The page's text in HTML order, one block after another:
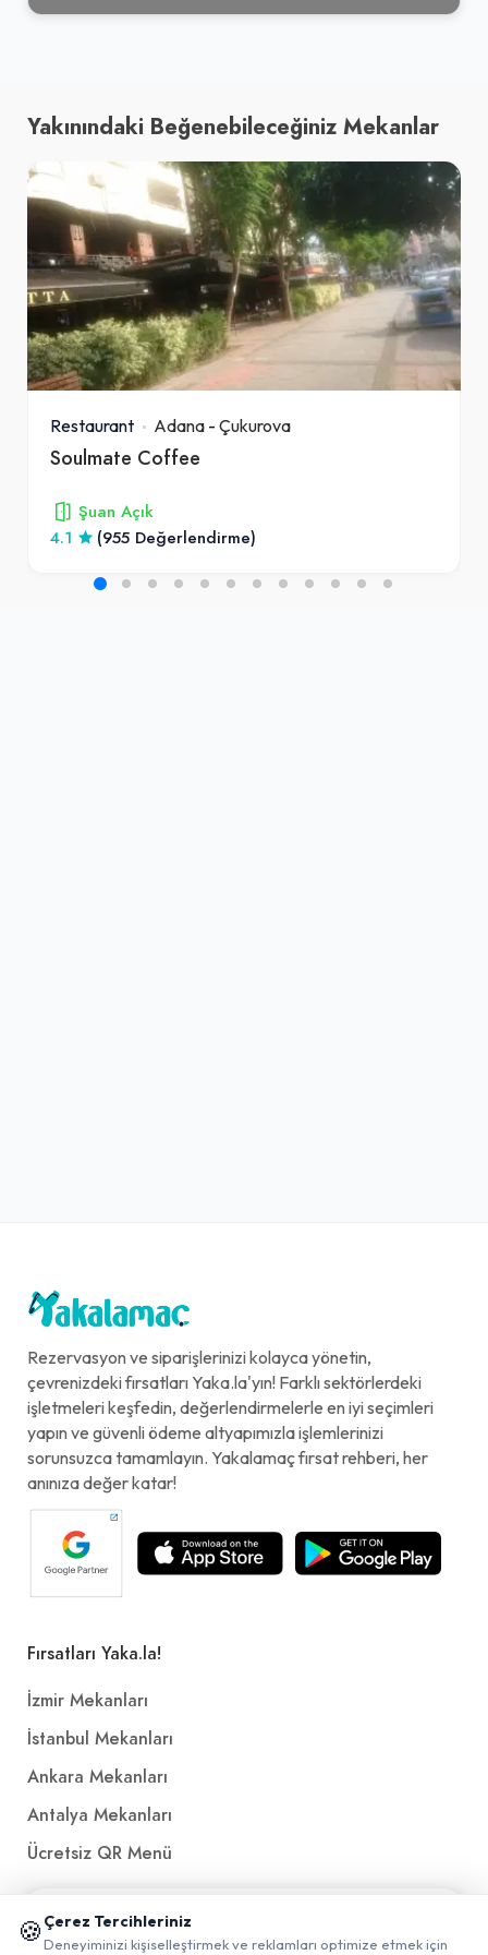
Yakınındaki Beğenebileceğiniz Mekanlar
Restaurant Adana - Çukurova
Soulmate Coffee
Şuan Açık
4.1
(955 Değerlendirme)
Rezervasyon ve siparişlerinizi kolayca yönetin,
çevrenizdeki fırsatları Yaka.la'yın! Farklı sektörlerdeki
işletmeleri keşfedin, değerlendirmelerle en iyi seçimleri
yapın ve güvenli ödeme altyapımızla işlemlerinizi
sorunsuzca tamamlayın. Yakalamaç fırsat rehberi, her
anınıza değer katar!
Fırsatları Yaka.la!
İzmir Mekanları
İstanbul Mekanları
Ankara Mekanları
Antalya Mekanları
Ücretsiz QR Menü
Politikalar ve Şartlar
🍪 Çerez Tercihleriniz
Deneyiminizi kişiselleştirmek ve reklamları optimize etmek için
📱 Mobil uygulamamızı keşfedin!
✖